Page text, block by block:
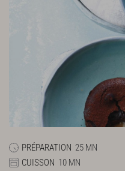
PRÉPARATION 25 MN
CUISSON 10 MN